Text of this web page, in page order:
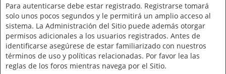
Para autenticarse debe estar registrado. Registrarse tomará
solo unos pocos segundos y le permitirá un amplio acceso al
sistema. La Administración del Sitio puede además otorgar
permisos adicionales a los usuarios registrados. Antes de
identificarse asegúrese de estar familiarizado con nuestros
términos de uso y políticas relacionadas. Por favor lea las
reglas de los foros mientras navega por el Sitio.